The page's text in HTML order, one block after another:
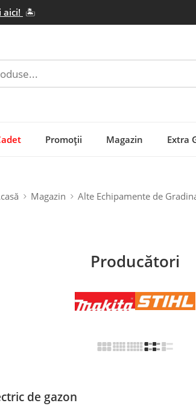
aici! 🏝️
Promoții Magazin Extra
Magazin Alte Echipamente de
Producători
de gazon